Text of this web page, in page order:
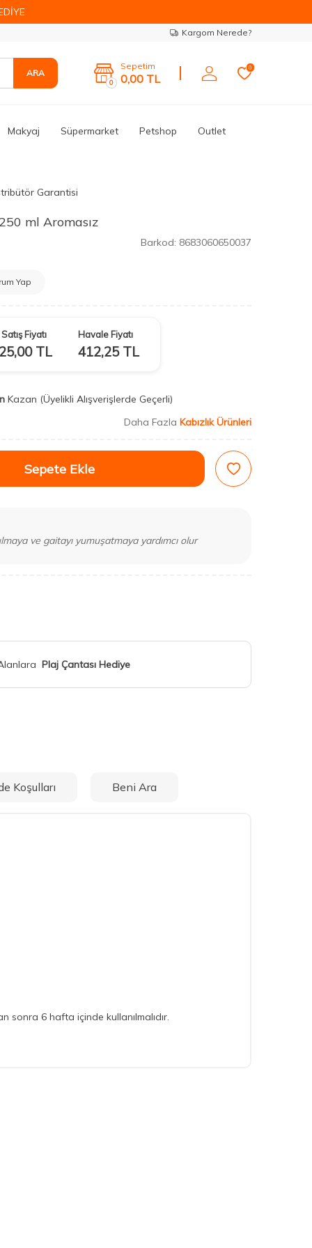
Kargom Nerede?
ARA
0
Sepetim
0,00 TL
0
Makyaj Süpermarket Petshop Outlet
Garantisi
ml Aromasız
Barkod: 8683060650037
Yap
Satış Fiyatı
TL
Havale Fiyatı
412,25TL
Kazan (Üyelikli Alışverişlerde Geçerli)
Daha Fazla Kabızlık Ürünleri
Sepete Ekle
ve gaitayı yumuşatmaya yardımcı olur
Plaj Çantası Hediye
Koşulları Beni Ara
sonra 6 hafta içinde kullanılmalıdır.